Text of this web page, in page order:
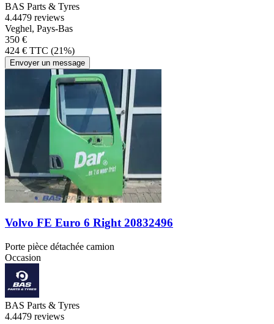
BAS Parts & Tyres
4.4479 reviews
Veghel, Pays-Bas
350 €
424 € TTC (21%)
Envoyer un message
Volvo FE Euro 6 Right 20832496
Porte pièce détachée camion
Occasion
BAS Parts & Tyres
4.4479 reviews